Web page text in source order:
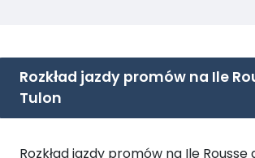
Rozkład jazdy promów na Ile
Tulon
Rozkład jazdy promów na Ile Rousse